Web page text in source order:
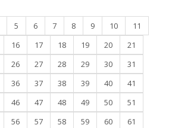
5 6 7 8 9 10
11
16 17 18 19 20
21
26 27 28 29 30
31
36 37 38 39 40
41
46 47 48 49 50
51
56 57 58 59 60
61